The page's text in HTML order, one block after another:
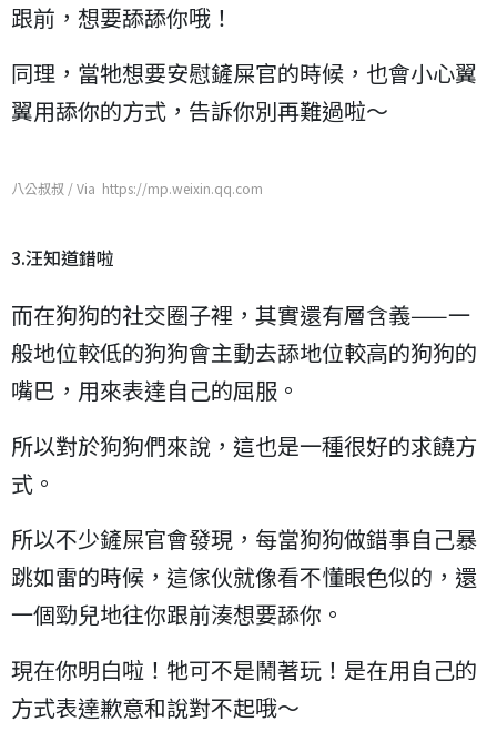
跟前，想要舔舔你哦！
同理，當牠想要安慰鏟屎官的時候，也會小心翼
翼用舔你的方式，告訴你別再難過啦～
八公叔叔 / Via https://mp.weixin.qq.com
3.汪知道錯啦
而在狗狗的社交圈子裡，其實還有層含義——一
般地位較低的狗狗會主動去舔地位較高的狗狗的
嘴巴，用來表達自己的屈服。
所以對於狗狗們來說，這也是一種很好的求饒方
式。
所以不少鏟屎官會發現，每當狗狗做錯事自己暴
跳如雷的時候，這傢伙就像看不懂眼色似的，還
一個勁兒地往你跟前湊想要舔你。
現在你明白啦！牠可不是鬧著玩！是在用自己的
方式表達歉意和說對不起哦～